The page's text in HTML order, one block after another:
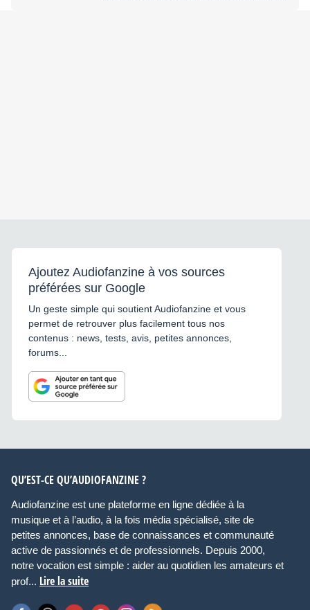
Ajoutez Audiofanzine à vos sources
préférées sur Google
Un geste simple qui soutient Audiofanzine et vous
permet de retrouver plus facilement tous nos
contenus : news, tests, avis, petites annonces,
forums...
QU’EST-CE QU’AUDIOFANZINE ?
Audiofanzine est une plateforme en ligne dédiée à la
musique et à l’audio, à la fois média spécialisé, site de
petites annonces, base de connaissances et communauté
active de passionnés et de professionnels. Depuis 2000,
notre vocation est simple : aider au quotidien les amateurs et
prof... Lire la suite